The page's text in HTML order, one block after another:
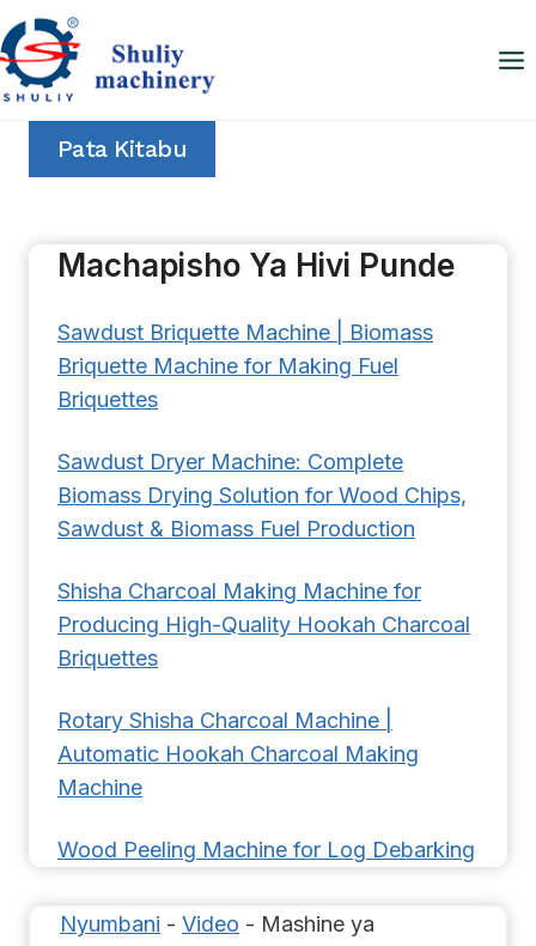
Skip
to
content
Pata Kitabu
Machapisho Ya Hivi Punde
Sawdust Briquette Machine | Biomass
Briquette Machine for Making Fuel
Briquettes
Sawdust Dryer Machine: Complete
Biomass Drying Solution for Wood Chips,
Sawdust & Biomass Fuel Production
Shisha Charcoal Making Machine for
Producing High-Quality Hookah Charcoal
Briquettes
Rotary Shisha Charcoal Machine |
Automatic Hookah Charcoal Making
Machine
Wood Peeling Machine for Log Debarking
Nyumbani - Video - Mashine ya